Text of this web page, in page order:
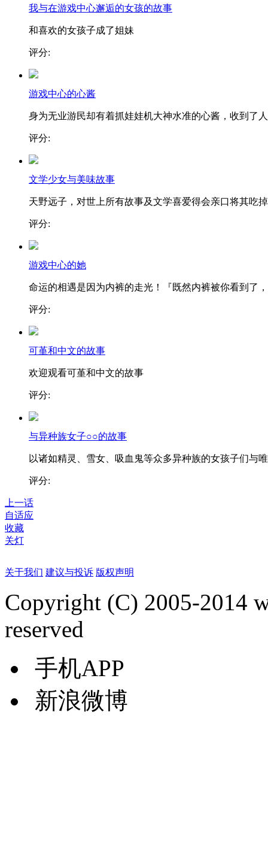
我与在游戏中心邂逅的女孩的故事
和喜欢的女孩子成了姐妹
评分:
游戏中心的心酱
身为无业游民却有着抓娃娃机大神水准的心酱，收到了
评分:
文学少女与美味故事
天野远子，对世上所有故事及文学喜爱得会亲口将其吃
评分:
游戏中心的她
命运的相遇是因为内裤的走光！『既然内裤被你看到了
评分:
可堇和中文的故事
欢迎观看可堇和中文的故事
评分:
与异种族女子○○的故事
以诸如精灵、雪女、吸血鬼等众多异种族的女孩子们与
评分:
上一话
自适应
收藏
关灯
关于我们 建议与投诉 版权声明
Copyright (C) 2005-2014
reserved
手机APP
新浪微博